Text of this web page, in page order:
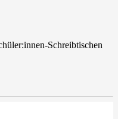
Schreibtischen